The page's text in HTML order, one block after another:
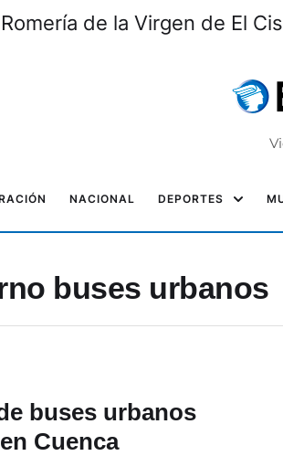
Romería de la Virgen de El
NACIONAL DEPORTES
buses urbanos
buses urbanos
Cuenca